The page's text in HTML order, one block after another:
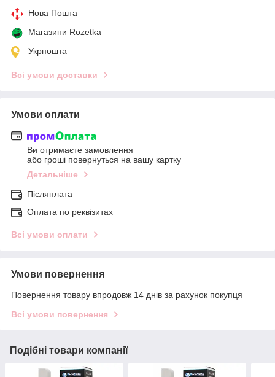
Нова Пошта
Магазини Rozetka
Укрпошта
Всі умови доставки
Умови оплати
Ви отримаєте замовлення
або гроші повернуться на вашу картку
Детальніше
Післяплата
Оплата по реквізитах
Всі умови оплати
Умови повернення
Повернення товару впродовж 14 днів за рахунок покупця
Всі умови повернення
Подібні товари компанії